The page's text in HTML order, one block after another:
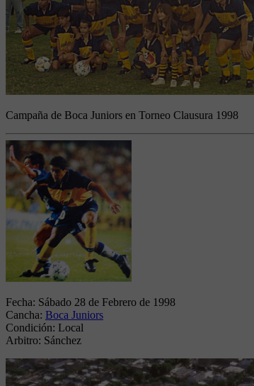
Campaña de Boca Juniors en Torneo Clausura 1998
Fecha: Sábado 28 de Febrero de 1998
Cancha: Boca Juniors
Condición: Local
Arbitro: Sánchez